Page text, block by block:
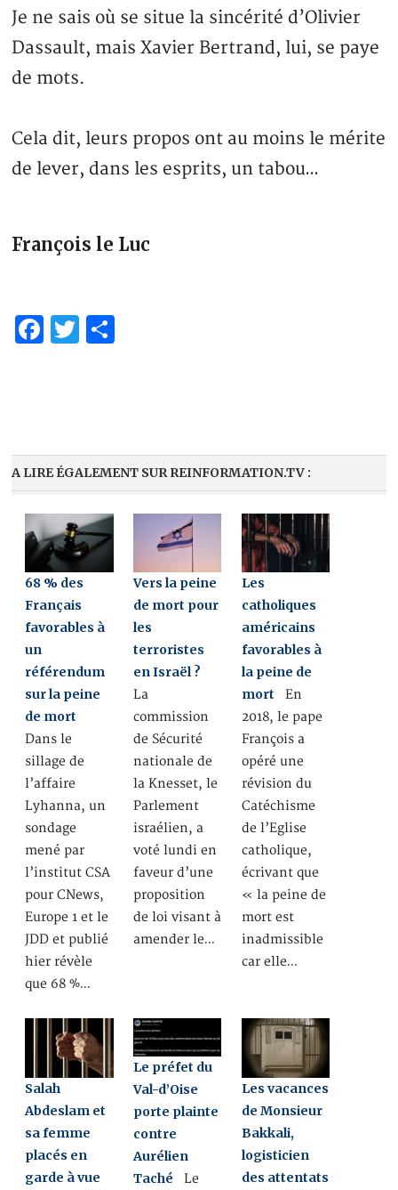
Je ne sais où se situe la sincérité d’Olivier
Dassault, mais Xavier Bertrand, lui, se paye
de mots.
Cela dit, leurs propos ont au moins le mérite
de lever, dans les esprits, un tabou…
François le Luc
Facebook
Twitter
A LIRE ÉGALEMENT SUR REINFORMATION.TV :
68 % des
Français
favorables à
un
référendum
sur la peine
de mort
Dans le
sillage de
l’affaire
Lyhanna, un
sondage
mené par
l’institut CSA
pour CNews,
Europe 1 et le
JDD et publié
hier révèle
que 68 %…
Vers la peine
de mort pour
les
terroristes
en Israël ?
La
commission
de Sécurité
nationale de
la Knesset, le
Parlement
israélien, a
voté lundi en
faveur d’une
proposition
de loi visant à
amender le…
Les
catholiques
américains
favorables à
la peine de
mort En
2018, le pape
François a
opéré une
révision du
Catéchisme
de l’Eglise
catholique,
écrivant que
« la peine de
mort est
inadmissible
car elle…
Salah
Abdeslam et
sa femme
placés en
garde à vue
Le préfet du
Val-d’Oise
porte plainte
contre
Aurélien
Taché Le
Les vacances
de Monsieur
Bakkali,
logisticien
des attentats